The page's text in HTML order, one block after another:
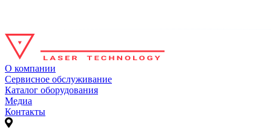
О компании
Сервисное обслуживание
Каталог оборудования
Медиа
Контакты